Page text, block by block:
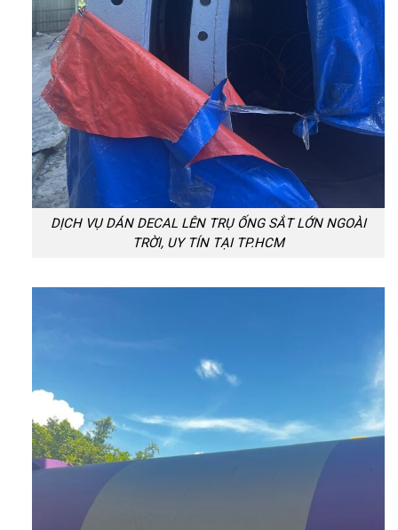
DỊCH VỤ DÁN DECAL LÊN TRỤ ỐNG SẮT LỚN NGOÀI
TRỜI, UY TÍN TẠI TP.HCM